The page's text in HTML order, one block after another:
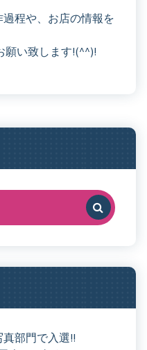
程や、お店の情報を
願い致します!(^^)!
部門で入選!!